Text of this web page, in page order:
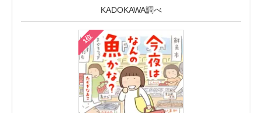
KADOKAWA調べ
1位